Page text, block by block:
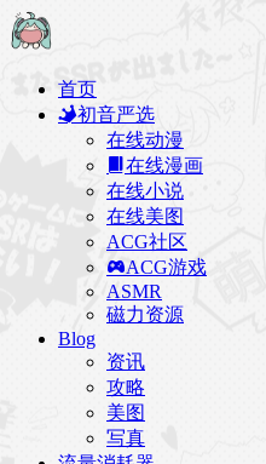
首页
初音严选
在线动漫
在线漫画
在线小说
在线美图
ACG社区
ACG游戏
ASMR
磁力资源
Blog
资讯
攻略
美图
写真